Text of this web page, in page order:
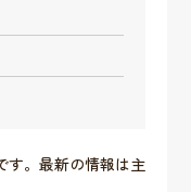
す。最新の情報は主